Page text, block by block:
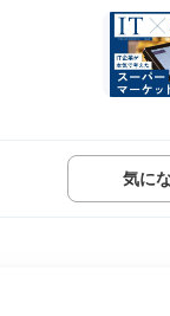
気に